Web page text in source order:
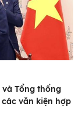
Tổng thống
văn kiện hợp